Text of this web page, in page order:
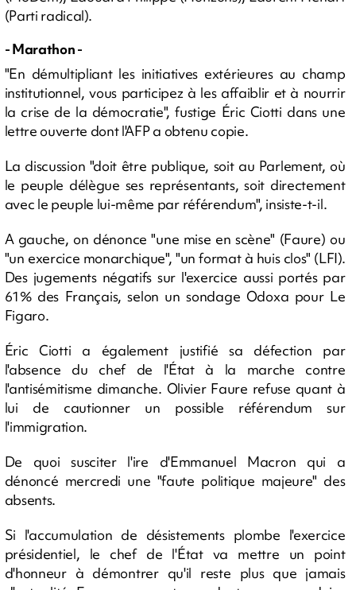
(Parti radical).
- Marathon -
"En démultipliant les initiatives extérieures au champ
institutionnel, vous participez à les affaiblir et à nourrir
la crise de la démocratie", fustige Éric Ciotti dans une
lettre ouverte dont l'AFP a obtenu copie.
La discussion "doit être publique, soit au Parlement, où
le peuple délègue ses représentants, soit directement
avec le peuple lui-même par référendum", insiste-t-il.
A gauche, on dénonce "une mise en scène" (Faure) ou
"un exercice monarchique", "un format à huis clos" (LFI).
Des jugements négatifs sur l'exercice aussi portés par
61% des Français, selon un sondage Odoxa pour Le
Figaro.
Éric Ciotti a également justifié sa défection par
l'absence du chef de l'État à la marche contre
l'antisémitisme dimanche. Olivier Faure refuse quant à
lui de cautionner un possible référendum sur
l'immigration.
De quoi susciter l'ire d'Emmanuel Macron qui a
dénoncé mercredi une "faute politique majeure" des
absents.
Si l'accumulation de désistements plombe l'exercice
présidentiel, le chef de l'État va mettre un point
d'honneur à démontrer qu'il reste plus que jamais